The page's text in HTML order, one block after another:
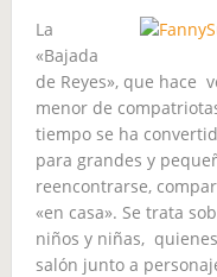
La
«Bajada
de Reyes», que hace
menor de
tiempo se ha
para grandes y
reencontrarse,
«en casa». Se trata
niños y niñas,
salón junto a